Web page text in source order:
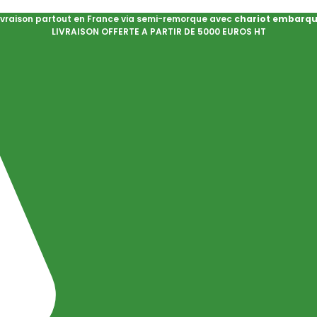
partout en France via semi-remorque avec chariot
LIVRAISON OFFERTE A PARTIR DE 5000 EUROS HT